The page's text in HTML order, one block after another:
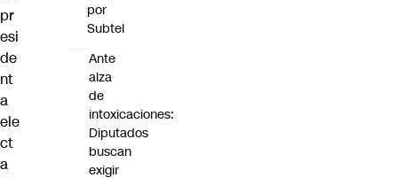
pr
esi
de
nt
a
ele
ct
a
por
Subtel
Ante
alza
de
intoxicaciones:
Diputados
buscan
exigir